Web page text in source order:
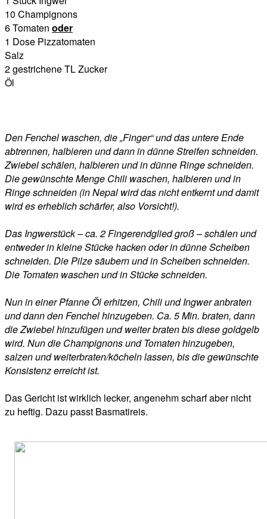
10 Champignons
6 Tomaten oder
1 Dose Pizzatomaten
Salz
2 gestrichene TL Zucker
Öl
Den Fenchel waschen, die „Finger“ und das untere Ende
abtrennen, halbieren und dann in dünne Streifen schneiden.
Zwiebel schälen, halbieren und in dünne Ringe schneiden.
Die gewünschte Menge Chili waschen, halbieren und in
Ringe schneiden (in Nepal wird das nicht entkernt und damit
wird es erheblich schärfer, also Vorsicht!).
Das Ingwerstück – ca. 2 Fingerendglied groß – schälen und
entweder in kleine Stücke hacken oder in dünne Scheiben
schneiden. Die Pilze säubern und in Scheiben schneiden.
Die Tomaten waschen und in Stücke schneiden.
Nun in einer Pfanne Öl erhitzen, Chili und Ingwer anbraten
und dann den Fenchel hinzugeben. Ca. 5 Min. braten, dann
die Zwiebel hinzufügen und weiter braten bis diese goldgelb
wird. Nun die Champignons und Tomaten hinzugeben,
salzen und weiterbraten/köcheln lassen, bis die gewünschte
Konsistenz erreicht ist.
Das Gericht ist wirklich lecker, angenehm scharf aber nicht
zu heftig. Dazu passt Basmatireis.